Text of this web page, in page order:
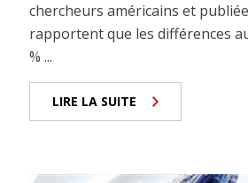
chercheurs américains et
rapportent que les différences
% ...
LIRE LA SUITE